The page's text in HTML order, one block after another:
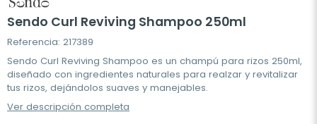
Sendo Curl Reviving Shampoo 250ml
Referencia: 217389
Sendo Curl Reviving Shampoo es un champú para rizos 250ml,
diseñado con ingredientes naturales para realzar y revitalizar
tus rizos, dejándolos suaves y manejables.
Ver descripción completa